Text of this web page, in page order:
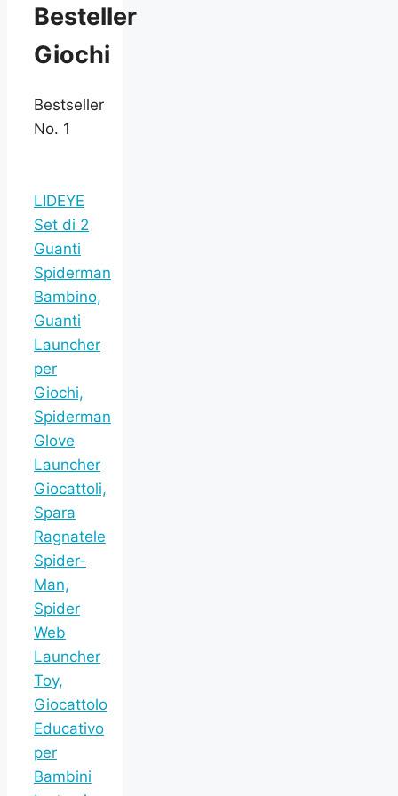
Besteller
Giochi
Bestseller
No. 1
LIDEYE
Set di 2
Guanti
Spiderman
Bambino,
Guanti
Launcher
per
Giochi,
Spiderman
Glove
Launcher
Giocattoli,
Spara
Ragnatele
Spider-
Man,
Spider
Web
Launcher
Toy,
Giocattolo
Educativo
per
Bambini